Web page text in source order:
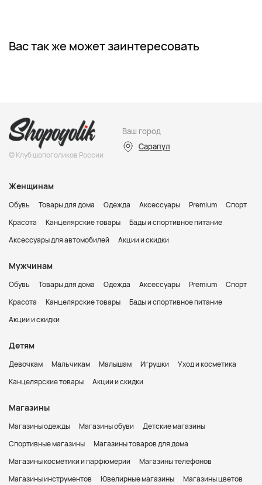
Вас так же может заинтересовать
© Клуб шопоголиков России
Ваш город
Сарапул
Женщинам
Обувь Товары для дома Одежда Аксессуары Premium
Спорт
Красота
Канцелярские товары
Бады и спортивное питание
Аксессуары для автомобилей
Акции и скидки
Мужчинам
Обувь Товары для дома Одежда Аксессуары Premium
Спорт
Красота
Канцелярские товары
Бады и спортивное питание
Акции и скидки
Детям
Девочкам Мальчикам Малышам Игрушки
Уход и косметика
Канцелярские товары
Акции и скидки
Магазины
Магазины одежды Магазины обуви
Детские магазины
Спортивные магазины
Магазины товаров для дома
Магазины косметики и парфюмерии
Магазины телефонов
Магазины инструментов
Ювелирные магазины Магазины цветов